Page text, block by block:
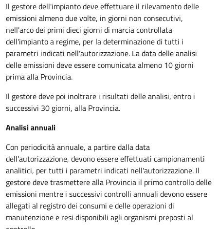
Il gestore dell'impianto deve effettuare il rilevamento delle
emissioni almeno due volte, in giorni non consecutivi,
nell'arco dei primi dieci giorni di marcia controllata
dell'impianto a regime, per la determinazione di tutti i
parametri indicati nell'autorizzazione. La data delle analisi
delle emissioni deve essere comunicata almeno 10 giorni
prima alla Provincia.
Il gestore deve poi inoltrare i risultati delle analisi, entro i
successivi 30 giorni, alla Provincia.
Analisi annuali
Con periodicità annuale, a partire dalla data
dell'autorizzazione, devono essere effettuati campionamenti
analitici, per tutti i parametri indicati nell'autorizzazione. Il
gestore deve trasmettere alla Provincia il primo controllo delle
emissioni mentre i successivi controlli annuali devono essere
allegati al registro dei consumi e delle operazioni di
manutenzione e resi disponibili agli organismi preposti al